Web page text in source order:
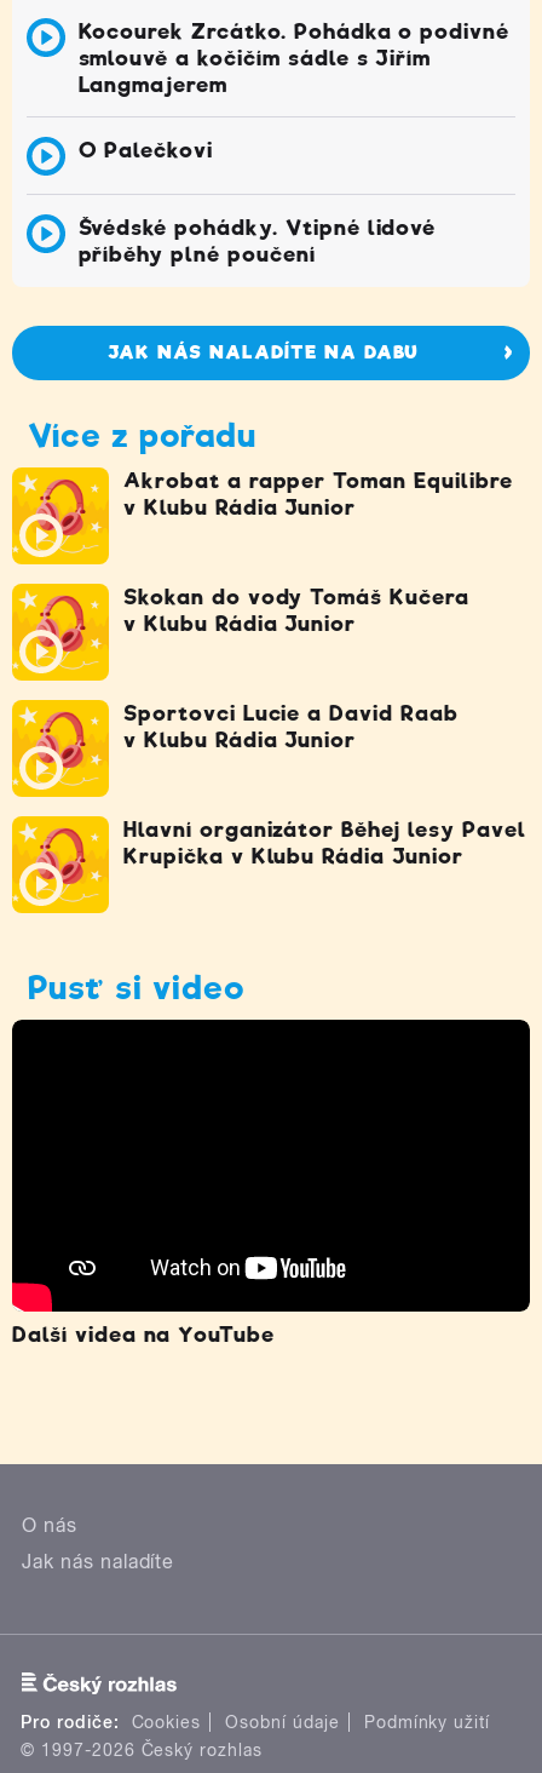
Kocourek Zrcátko. Pohádka o podivné
smlouvě a kočičím sádle s Jiřím
Langmajerem
O Palečkovi
Švédské pohádky. Vtipné lidové
příběhy plné poučení
JAK NÁS NALADÍTE NA DABU
Více z pořadu
Akrobat a rapper Toman Equilibre
v Klubu Rádia Junior
Skokan do vody Tomáš Kučera
v Klubu Rádia Junior
Sportovci Lucie a David Raab
v Klubu Rádia Junior
Hlavní organizátor Běhej lesy Pavel
Krupička v Klubu Rádia Junior
Pusť si video
Další videa na YouTube
O nás
Jak nás naladíte
Pro rodiče: Cookies Osobní údaje
Podmínky užití
© 1997-2026 Český rozhlas